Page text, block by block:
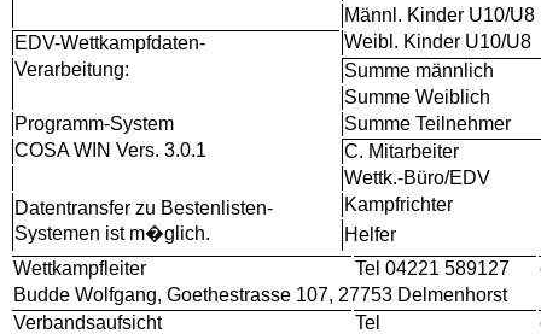
Männl. Kinder U10/U8
EDV-Wettkampfdaten-
Weibl. Kinder U10/U8
Verarbeitung:
Summe männlich
Summe Weiblich
Programm-System
Summe Teilnehmer
COSA WIN Vers. 3.0.1
C. Mitarbeiter
Wettk.-Büro/EDV
Datentransfer zu Bestenlisten-
Systemen ist m�glich.
Kampfrichter
Helfer
Wettkampfleiter
Tel 04221 589127
Budde Wolfgang, Goethestrasse 107, 27753 Delmenhorst
Verbandsaufsicht
Tel